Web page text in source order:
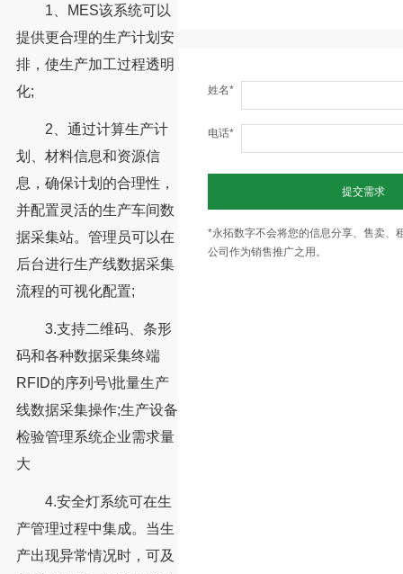
1、MES该系统可以
提供更合理的生产计划安
排，使生产加工过程透明
化;
2、通过计算生产计
划、材料信息和资源信
息，确保计划的合理性，
并配置灵活的生产车间数
据采集站。管理员可以在
后台进行生产线数据采集
流程的可视化配置;
3.支持二维码、条形
码和各种数据采集终端
RFID的序列号\批量生产
线数据采集操作;生产设备
检验管理系统企业需求量
大
4.安全灯系统可在生
产管理过程中集成。当生
产出现异常情况时，可及
姓名*
电话*
提交需求
*永拓数字不会将您的信息分享、售卖、
公司作为销售推广之用。